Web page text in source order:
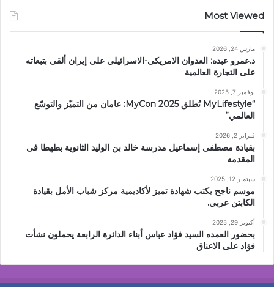
Most Viewed
مارس 24, 2026
د.عمرو عبده: العدوان الامريكى-الاسرائيلي على إيران ألقى بتبعاته
على التجارة العالمية
نوفمبر 7, 2025
“MyLifestyle تُطلق MyCon 2025: عامان من التميّز والتوسّع
العالمي”
فبراير 2, 2026
بقيادة مصطفى إسماعيل مدرسة خالد بن الوليد الثانوية بطهطا فى
المقدمه
سبتمبر 12, 2025
موسم ناجح يكتب شهادة تميز لأكاديمية مركز شباب الأمل بقيادة
الكابتن عربي.
أكتوبر 29, 2025
بحضور العمده السيد فؤاد عباس أبناء الدائرة الرابعة يحملون نشأت
فؤاد على الاعناق